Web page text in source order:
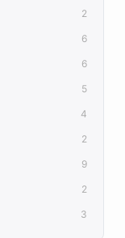
2
6
6
5
4
2
9
2
3